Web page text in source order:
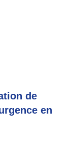
de
en